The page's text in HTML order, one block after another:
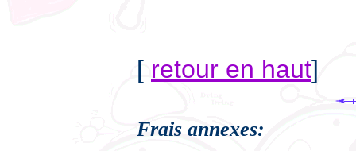
[ retour en haut]
Frais annexes: